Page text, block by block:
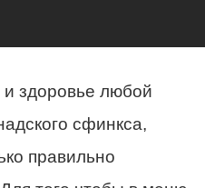
здоровье любой
сфинкса,
правильно